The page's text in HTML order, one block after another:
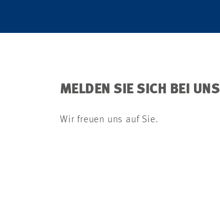
MELDEN SIE SICH BEI
Wir freuen uns auf Sie.